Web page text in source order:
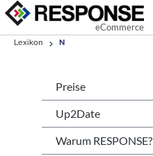
eCommerce
Lexikon N
Preise
Up2Date
Warum RESPONSE?